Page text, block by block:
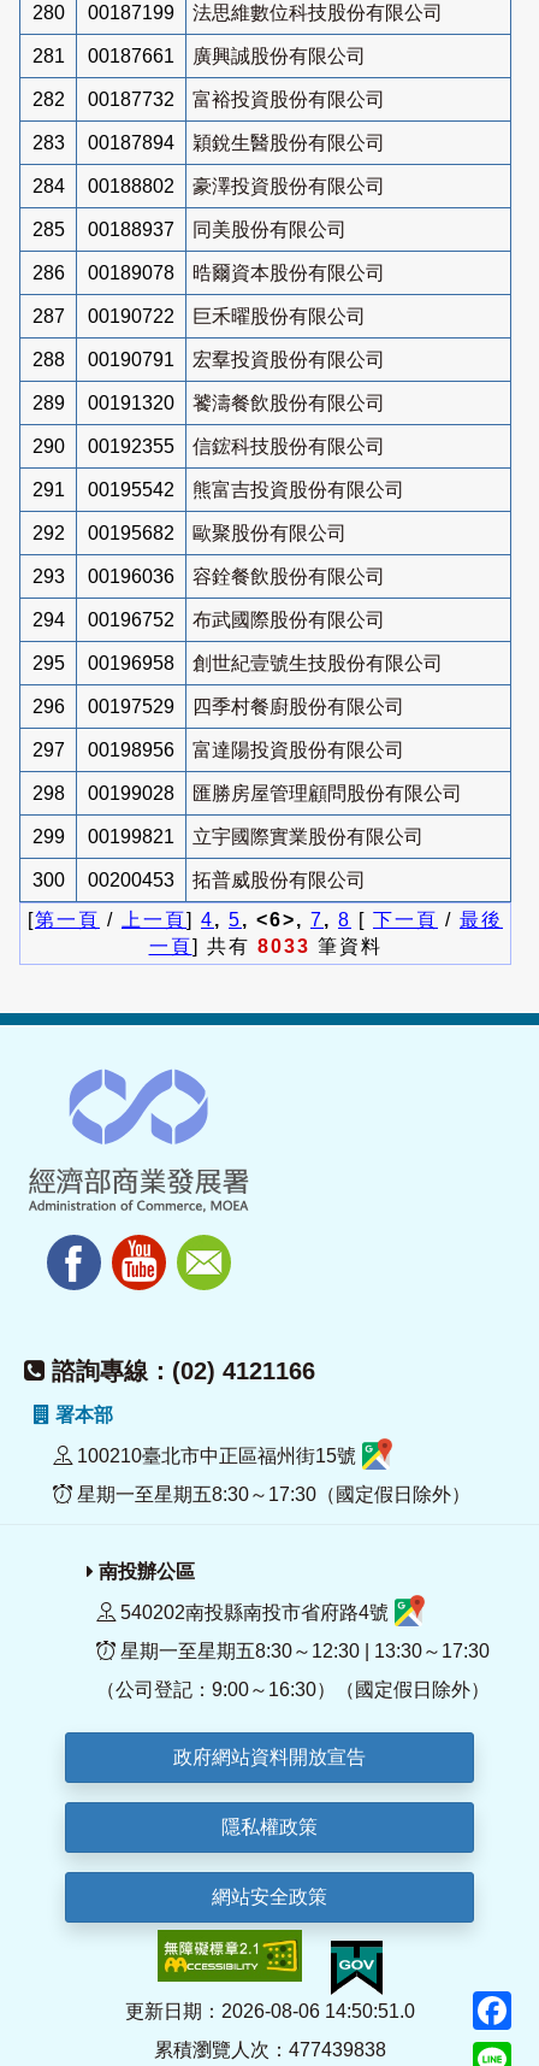
280 00187199 法思維數位科技股份有限公司
281 00187661 廣興誠股份有限公司
282 00187732 富裕投資股份有限公司
283 00187894 穎銳生醫股份有限公司
284 00188802 豪澤投資股份有限公司
285 00188937 同美股份有限公司
286 00189078 晧爾資本股份有限公司
287 00190722 巨禾曜股份有限公司
288 00190791 宏羣投資股份有限公司
289 00191320 饕濤餐飲股份有限公司
290 00192355 信鋐科技股份有限公司
291 00195542 熊富吉投資股份有限公司
292 00195682 歐聚股份有限公司
293 00196036 容銓餐飲股份有限公司
294 00196752 布武國際股份有限公司
295 00196958 創世紀壹號生技股份有限公司
296 00197529 四季村餐廚股份有限公司
297 00198956 富達陽投資股份有限公司
298 00199028 匯勝房屋管理顧問股份有限公司
299 00199821 立宇國際實業股份有限公司
300 00200453
拓普威股份有限公司
[第一頁 / 上一頁] 4, 5, <6>, 7, 8 [ 下一頁 / 最後
一頁] 共有 8033 筆資料
諮詢專線：(02) 4121166
署本部
100210臺北市中正區福州街15號
星期一至星期五8:30～17:30（國定假日除外）
南投辦公區
540202南投縣南投市省府路4號
星期一至星期五8:30～12:30 | 13:30～17:30
（公司登記：9:00～16:30）（國定假日除外）
政府網站資料開放宣告
隱私權政策
網站安全政策
更新日期：2026-08-06 14:50:51.0
累積瀏覽人次：477439838